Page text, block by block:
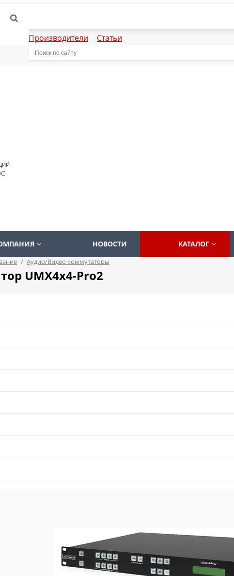
Производители Статьи
НОВОСТИ КАТАЛОГ
/ Аудио/Видео коммутаторы
UMX4x4-Pro2